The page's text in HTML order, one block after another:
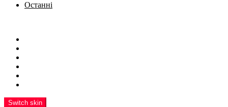
Останні
Switch skin